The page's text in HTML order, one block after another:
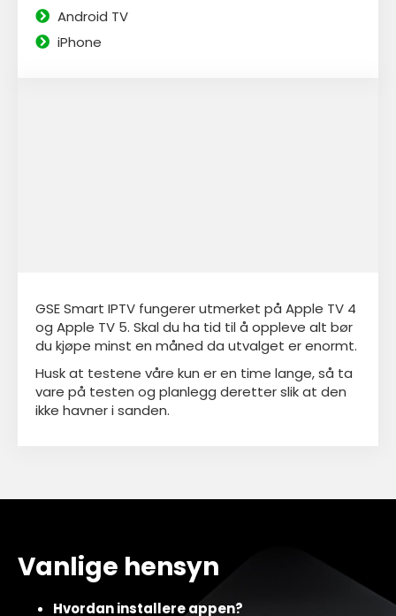
Android TV
iPhone
GSE Smart IPTV fungerer utmerket på Apple TV 4
og Apple TV 5. Skal du ha tid til å oppleve alt bør
du kjøpe minst en måned da utvalget er enormt.
Husk at testene våre kun er en time lange, så ta
vare på testen og planlegg deretter slik at den
ikke havner i sanden.
Vanlige hensyn
Hvordan installere appen?